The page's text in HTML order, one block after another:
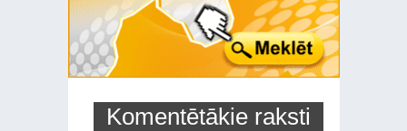
Komentētākie raksti